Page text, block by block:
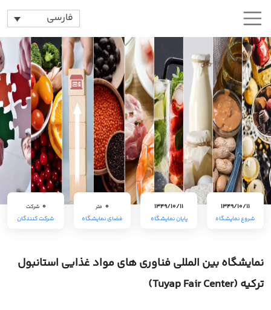
فارسی
1349/10/11
شروع نمایشگاه
1349/10/11
پایان نمایشگاه
0 متر
فضای نمایشگاه
0 شرکت
شرکت کنندگان
نمایشگاه بین المللی فناوری های مواد غذایی استانبول
ترکیه (Tuyap Fair Center)